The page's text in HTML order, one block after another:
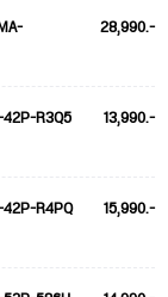
28,990.-
42P-R3Q5 13,990.-
42P-R4PQ 15,990.-